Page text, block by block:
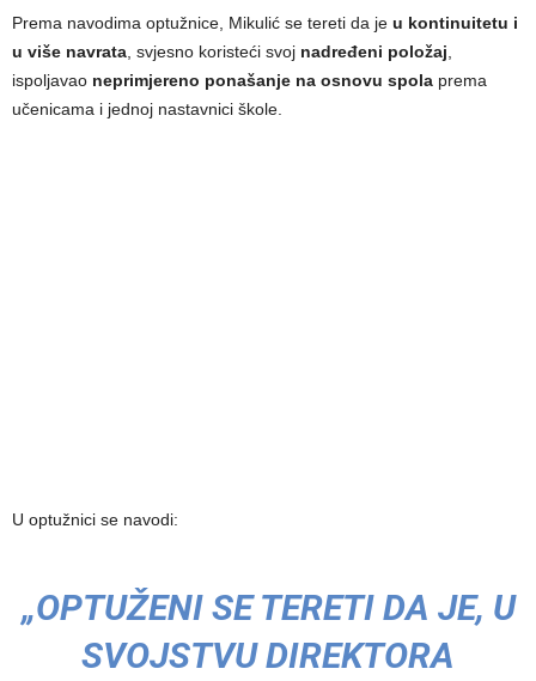
Prema navodima optužnice, Mikulić se tereti da je u kontinuitetu i
u više navrata, svjesno koristeći svoj nadređeni položaj,
ispoljavao neprimjereno ponašanje na osnovu spola prema
učenicama i jednoj nastavnici škole.
U optužnici se navodi:
„OPTUŽENI SE TERETI DA JE, U
SVOJSTVU DIREKTORA